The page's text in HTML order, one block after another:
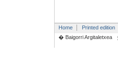
Home Printed edition
� Baigorri Argitaletxea